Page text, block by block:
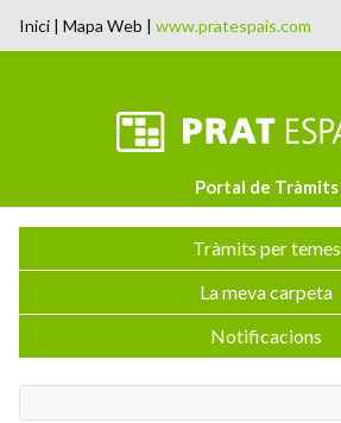
Inici | Mapa Web | www.pratespais.com
Portal de Tràmits
Tràmits per temes
La meva carpeta
Notificacions